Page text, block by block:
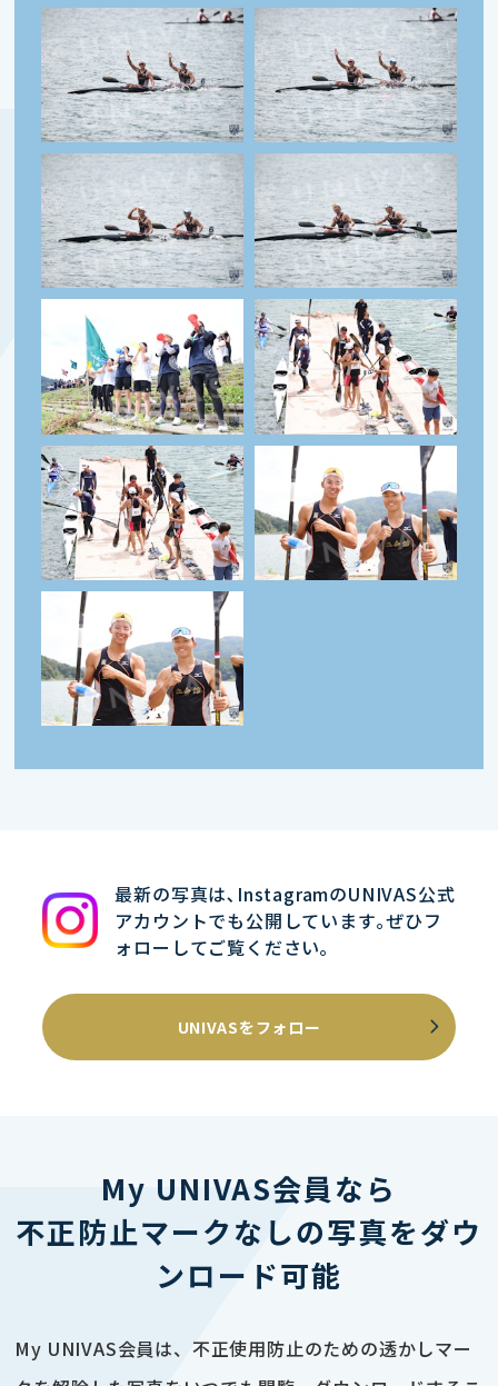
最新の写真は､InstagramのUNIVAS公式
アカウントでも公開しています｡ぜひフ
ォローしてご覧ください｡
UNIVASをフォロー
My UNIVAS会員なら
不正防止マークなしの写真をダウ
ンロード可能
My UNIVAS会員は、不正使用防止のための透かしマー